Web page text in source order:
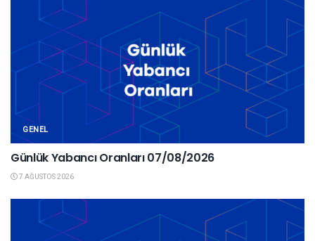
GENEL
Günlük Yabancı Oranları 07/08/2026
7 AĞUSTOS 2026